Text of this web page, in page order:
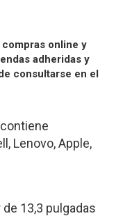
online y
adheridas y
consultarse en el
Lenovo, Apple,
13,3 pulgadas